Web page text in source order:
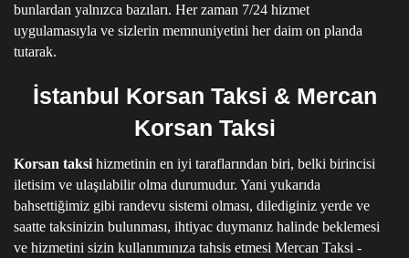
bunlardan yalnızca bazıları. Her zaman 7/24 hizmet
uygulamasıyla ve sizlerin memnuniyetini her daim on planda
tutarak.
İstanbul Korsan Taksi & Mercan
Korsan Taksi
Korsan taksi hizmetinin en iyi taraflarından biri, belki birincisi
iletisim ve ulaşılabilir olma durumudur. Yani yukarıda
bahsettiğimiz gibi randevu sistemi olması, dilediginiz yerde ve
saatte taksinizin bulunması, ihtiyac duymanız halinde beklemesi
ve hizmetini sizin kullanımınıza tahsis etmesi Mercan Taksi -